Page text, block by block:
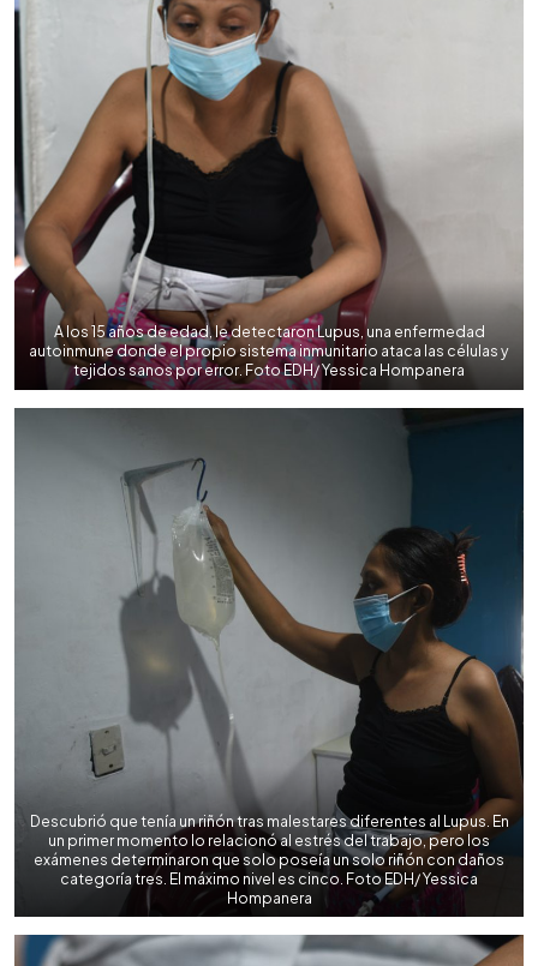
A los 15 años de edad, le detectaron Lupus, una enfermedad
autoinmune donde el propio sistema inmunitario ataca las células y
tejidos sanos por error. Foto EDH/ Yessica Hompanera
Descubrió que tenía un riñón tras malestares diferentes al Lupus. En
un primer momento lo relacionó al estrés del trabajo, pero los
exámenes determinaron que solo poseía un solo riñón con daños
categoría tres. El máximo nivel es cinco. Foto EDH/ Yessica
Hompanera